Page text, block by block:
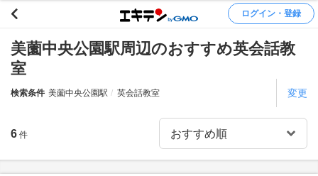
ログイン・登録
美薗中央公園駅周辺のおすすめ英会話教
室
検索条件 美薗中央公園駅 英会話教室 変更
6 件